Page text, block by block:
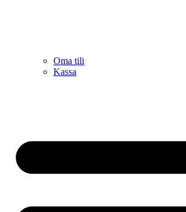
Oma tili
Kassa